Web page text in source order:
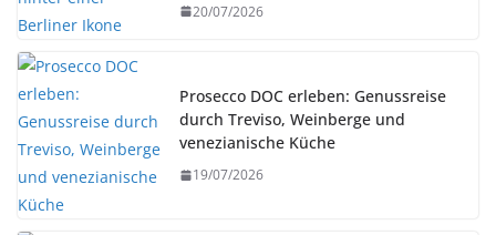
20/07/2026
Prosecco DOC erleben: Genussreise
durch Treviso, Weinberge und
venezianische Küche
19/07/2026